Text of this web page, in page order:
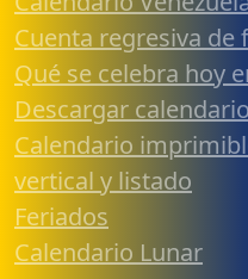
Cuenta regresiva de
Qué se celebra hoy
Descargar
Calendario
vertical y listado
Feriados
Calendario Lunar